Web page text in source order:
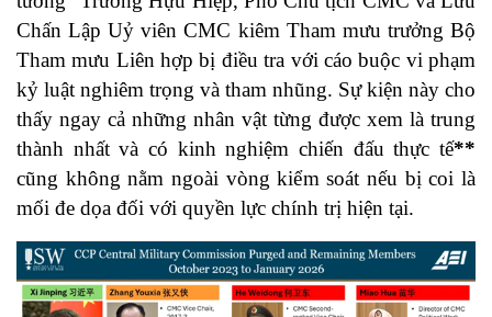
Chấn Lập Uỷ viên CMC kiêm Tham mưu trưởng Bộ
Tham mưu Liên hợp bị điều tra với cáo buộc vi phạm
kỷ luật nghiêm trọng và tham nhũng. Sự kiện này cho
thấy ngay cả những nhân vật từng được xem là trung
thành nhất và có kinh nghiệm chiến đấu thực tế**
cũng không nằm ngoài vòng kiểm soát nếu bị coi là
mối đe dọa đối với quyền lực chính trị hiện tại.